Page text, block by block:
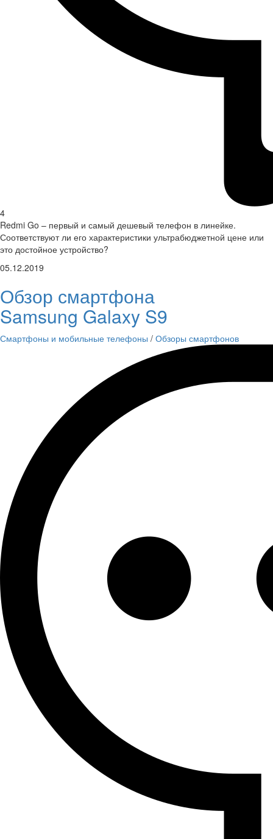
4
Redmi Go – первый и самый дешевый телефон в линейке.
Соответствуют ли его характеристики ультрабюджетной цене или
это достойное устройство?
05.12.2019
Обзор смартфона
Samsung Galaxy S9
Смартфоны и мобильные телефоны / Обзоры смартфонов